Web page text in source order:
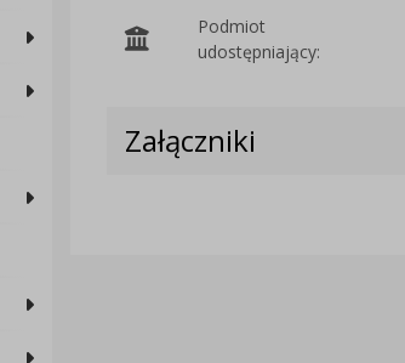
Podmiot
udostępniający:
Załączniki